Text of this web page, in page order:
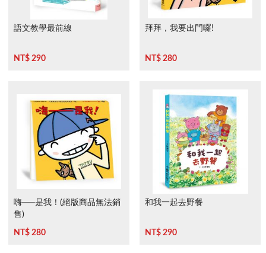
語文教學最前線
NT$ 290
拜拜，我要出門囉!
NT$ 280
嗨──是我！(絕版商品無法銷
售)
NT$ 280
和我一起去野餐
NT$ 290